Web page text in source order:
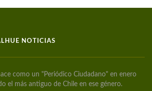
NOTICIAS
como un "Periódico Ciudadano" en enero
el más antiguo de Chile en ese género.